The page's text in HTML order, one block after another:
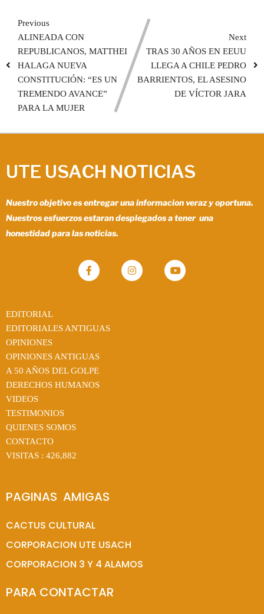
Previous
ALINEADA CON
REPUBLICANOS, MATTHEI
HALAGA NUEVA
CONSTITUCIÓN: “ES UN
TREMENDO AVANCE”
PARA LA MUJER
Next
TRAS 30 AÑOS EN EEUU
LLEGA A CHILE PEDRO
BARRIENTOS, EL ASESINO
DE VÍCTOR JARA
UTE USACH NOTICIAS
Nuestro objetivo es entregar una informacion veraz y oportuna.
Nuestros esfuerzos estaran desplegados a tener una
honestidad para las noticias.
EDITORIAL
EDITORIALES ANTIGUAS
OPINIONES
OPINIONES ANTIGUAS
A 50 AÑOS DEL GOLPE
DERECHOS HUMANOS
VIDEOS
TESTIMONIOS
QUIENES SOMOS
CONTACTO
VISITAS : 426,882
PAGINAS  AMIGAS
CACTUS CULTURAL
CORPORACION UTE USACH
CORPORACION 3 Y 4 ALAMOS
PARA CONTACTAR